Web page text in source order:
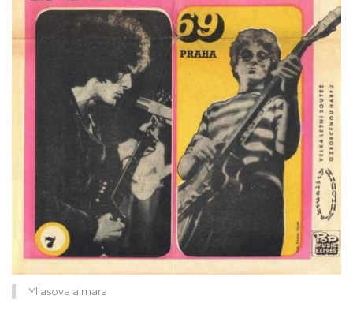
Yllasova almara